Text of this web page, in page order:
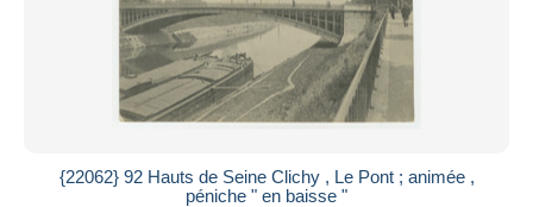
{22062} 92 Hauts de Seine Clichy , Le Pont ; animée ,
péniche " en baisse "